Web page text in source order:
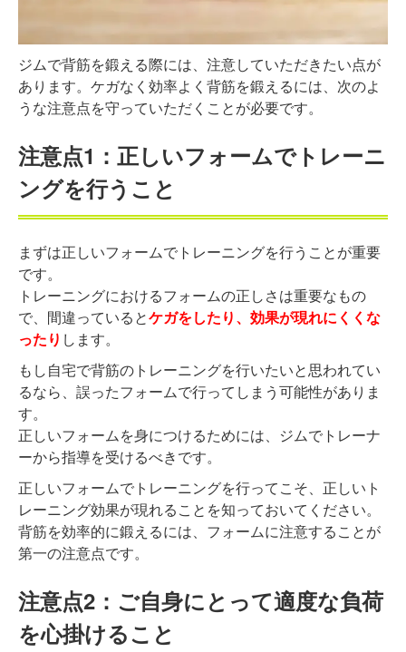
ジムで背筋を鍛える際には、注意していただきたい点が
あります。ケガなく効率よく背筋を鍛えるには、次のよ
うな注意点を守っていただくことが必要です。
注意点1：正しいフォームでトレーニ
ングを行うこと
まずは正しいフォームでトレーニングを行うことが重要
です。
トレーニングにおけるフォームの正しさは重要なもの
で、間違っているとケガをしたり、効果が現れにくくな
ったり します。
もし自宅で背筋のトレーニングを行いたいと思われてい
るなら、誤ったフォームで行ってしまう可能性がありま
す。
正しいフォームを身につけるためには、ジムでトレーナ
ーから指導を受けるべきです。
正しいフォームでトレーニングを行ってこそ、正しいト
レーニング効果が現れることを知っておいてください。
背筋を効率的に鍛えるには、フォームに注意することが
第一の注意点です。
注意点2：ご自身にとって適度な負荷
を心掛けること